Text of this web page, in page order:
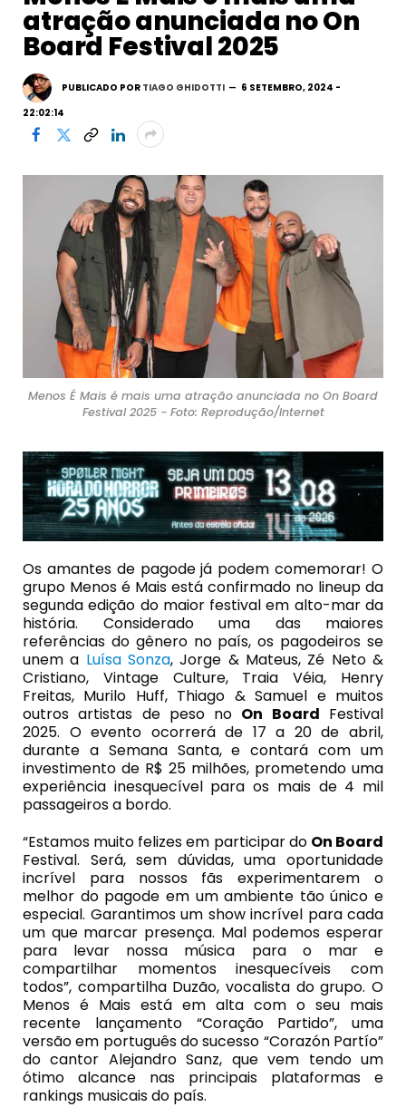
atração anunciada no On
Board Festival 2025
PUBLICADO POR TIAGO GHIDOTTI
6 SETEMBRO, 2024 -
22:02:14
Menos É Mais é mais uma atração anunciada no On Board
Festival 2025 - Foto: Reprodução/Internet
Os amantes de pagode já podem comemorar! O
grupo Menos é Mais está confirmado no lineup da
segunda edição do maior festival em alto-mar da
história. Considerado uma das maiores
referências do gênero no país, os pagodeiros se
unem a Luísa Sonza, Jorge & Mateus, Zé Neto &
Cristiano, Vintage Culture, Traia Véia, Henry
Freitas, Murilo Huff, Thiago & Samuel e muitos
outros artistas de peso no On Board Festival
2025. O evento ocorrerá de 17 a 20 de abril,
durante a Semana Santa, e contará com um
investimento de R$ 25 milhões, prometendo uma
experiência inesquecível para os mais de 4 mil
passageiros a bordo.
“Estamos muito felizes em participar do On Board
Festival. Será, sem dúvidas, uma oportunidade
incrível para nossos fãs experimentarem o
melhor do pagode em um ambiente tão único e
especial. Garantimos um show incrível para cada
um que marcar presença. Mal podemos esperar
para levar nossa música para o mar e
compartilhar momentos inesquecíveis com
todos”, compartilha Duzão, vocalista do grupo. O
Menos é Mais está em alta com o seu mais
recente lançamento “Coração Partido”, uma
versão em português do sucesso “Corazón Partío”
do cantor Alejandro Sanz, que vem tendo um
ótimo alcance nas principais plataformas e
rankings musicais do país.